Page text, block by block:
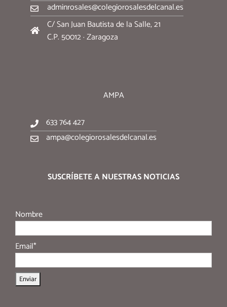
adminrosales@colegiorosalesdelcanal.es
C/ San Juan Bautista de la Salle, 21
C.P. 50012 · Zaragoza
AMPA
633 764 427
ampa@colegiorosalesdelcanal.es
SUSCRÍBETE A NUESTRAS NOTICIAS
Nombre
Email*